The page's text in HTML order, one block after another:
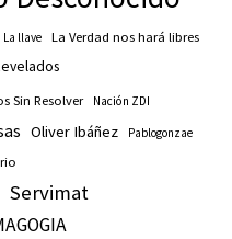
La llave La Verdad nos hará libres
Sin Resolver Nación ZDI
Oliver Ibáñez Pablogonzae
Servimat